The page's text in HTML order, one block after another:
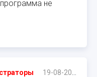
не
19-08-2016, 17:19